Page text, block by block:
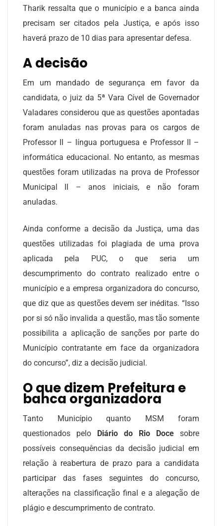
Tharik ressalta que o município e a banca ainda
precisam ser citados pela Justiça, e após isso
haverá prazo de 10 dias para apresentar defesa.
A decisão
Em um mandado de segurança em favor da
candidata, o juiz da 5ª Vara Cível de Governador
Valadares considerou que as questões apontadas
foram anuladas nas provas para os cargos de
Professor II – língua portuguesa e Professor II –
informática educacional. No entanto, as mesmas
questões foram utilizadas na prova de Professor
Municipal II – anos iniciais, e não foram
anuladas.
Ainda conforme a decisão da Justiça, uma das
questões utilizadas foi plagiada de uma prova
aplicada pela PUC, o que seria um
descumprimento do contrato realizado entre o
município e a empresa organizadora do concurso,
que diz que as questões devem ser inéditas. “Isso
por si só não invalida a questão, mas tão somente
possibilita a aplicação de sanções por parte do
Município contratante em face da organizadora
do concurso”, diz a decisão judicial.
O que dizem Prefeitura e
banca organizadora
Tanto Município quanto MSM foram
questionados pelo Diário do Rio Doce sobre
possíveis consequências da decisão judicial em
relação à reabertura de prazo para a candidata
participar das fases seguintes do concurso,
alterações na classificação final e a alegação de
plágio e descumprimento de contrato.